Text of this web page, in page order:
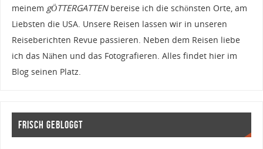
meinem gÖTTERGATTENbereise ich die schönsten Orte, am
Liebsten die USA. Unsere Reisen lassen wir in unseren
Reiseberichten Revue passieren. Neben dem Reisen liebe
ich das Nähen und das Fotografieren. Alles findet hier im
Blog seinen Platz.
Frisch gebloggt